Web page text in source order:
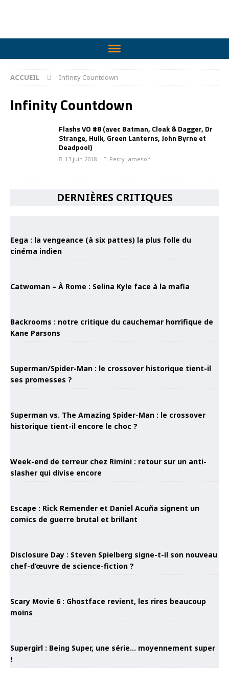
ACCUEIL Infinity Countdown
Infinity Countdown
Flashs VO #8 (avec Batman, Cloak & Dagger, Dr
Strange, Hulk, Green Lanterns, John Byrne et
Deadpool)
13 juin 2018 Perry Jameson
DERNIÈRES CRITIQUES
Eega : la vengeance (à six pattes) la plus folle du
cinéma indien
Catwoman – À Rome : Selina Kyle face à la mafia
Backrooms : notre critique du cauchemar horrifique de
Kane Parsons
Superman/Spider-Man : le crossover historique tient-il
ses promesses ?
Superman vs. The Amazing Spider-Man : le crossover
historique tient-il encore le choc ?
Week-end de terreur chez Rimini : retour sur un anti-
slasher qui divise encore
Escape : Rick Remender et Daniel Acuña signent un
comics de guerre brutal et brillant
Disclosure Day : Steven Spielberg signe-t-il son nouveau
chef-d’œuvre de science-fiction ?
Scary Movie 6 : Ghostface revient, les rires beaucoup
moins
Supergirl : Being Super, une série… moyennement super
!